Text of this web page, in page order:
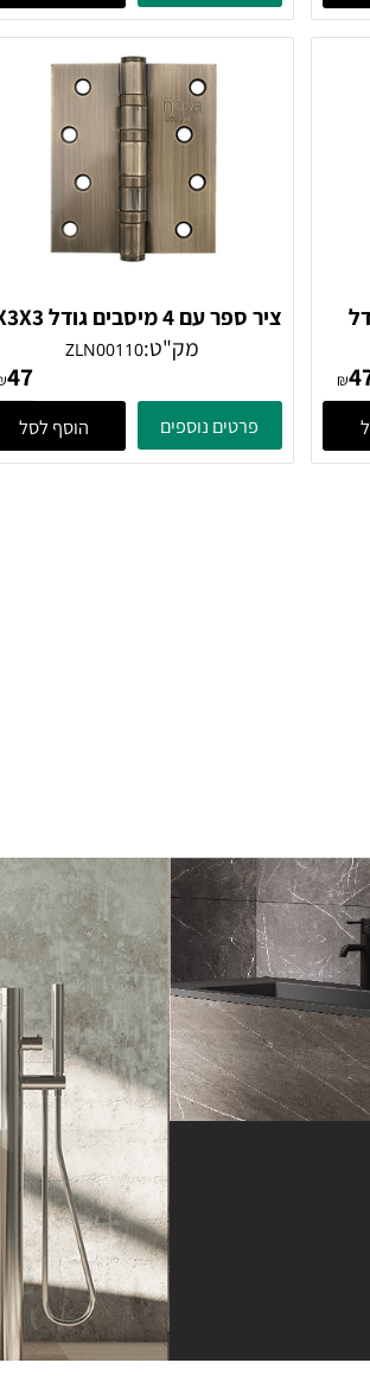
₪47
פרטים נוספים הוסף לסל
ציר ספר עם 4 מיסבים גודל 4X3X3
נחושתמק"ט:ZLN00110
47